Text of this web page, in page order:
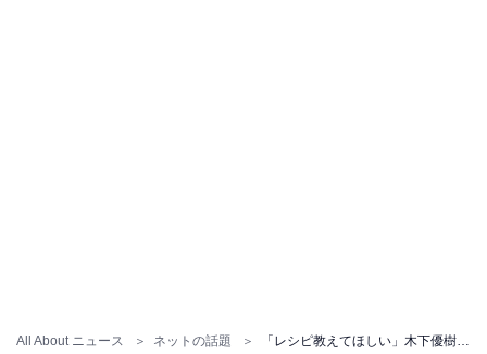
All About ニュース ネットの話題